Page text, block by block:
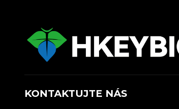
KONTAKTUJTE NÁS